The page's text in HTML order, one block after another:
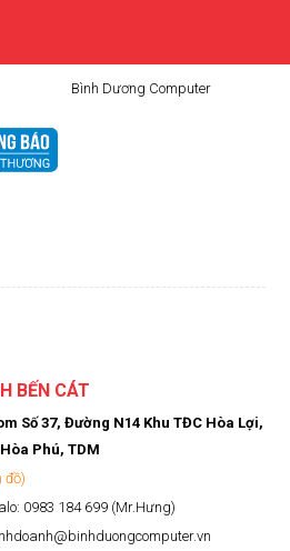
Bình Dương Computer
BẾN CÁT
Số 37, Đường N14 Khu TĐC Hòa Lợi,
Phú, TDM
đồ)
0983 184 699 (Mr.Hưng)